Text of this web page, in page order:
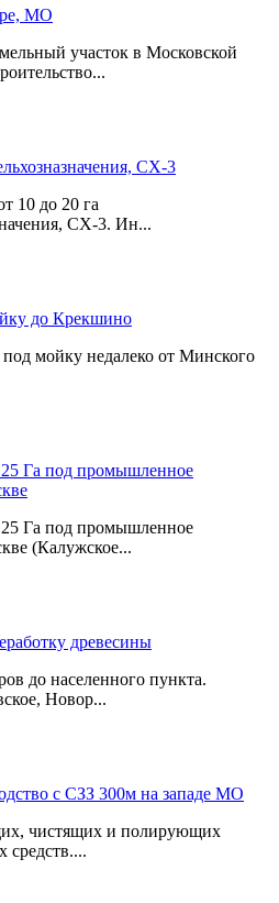
МО
участок в Московской
СХ-3
10 до 20 га
СХ-3. Ин...
до Крекшино
мойку недалеко от Минского
Га под промышленное
Га под промышленное
(Калужское...
древесины
до населенного пункта.
Новор...
с СЗЗ 300м на западе МО
чистящих и полирующих
средств....